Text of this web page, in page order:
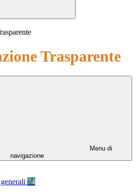
Trasparente
Menu di
navigazione
74